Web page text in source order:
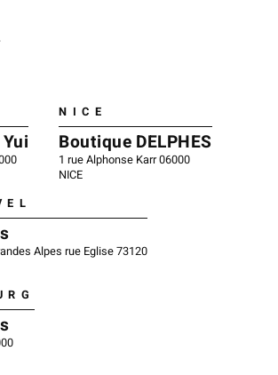
NICE
Boutique DELPHES
1 rue Alphonse Karr 06000
NICE
Alpes rue Eglise 73120